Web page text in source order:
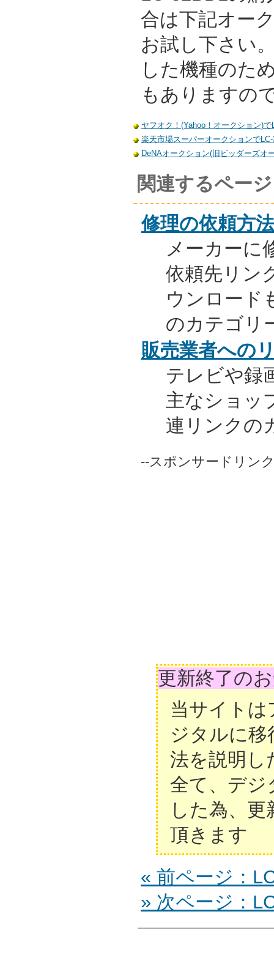
合は下記オー
お試し下さい
した機種のた
もありますの
ヤフオク！(Yahoo！オークション)
楽天市場スーパーオークションで
DeNAオークション(旧ビッダーズオ
関連するページ
修理の依頼方法
メーカーに
依頼先リン
ウンロード
のカテゴリ
販売業者への
テレビや録
主なショッ
連リンクの
--スポンサードリン
更新終了の
当サイト
ジタルに移
法を説明し
全て、デジ
した為、
頂きます
« 前ページ：
» 次ページ：